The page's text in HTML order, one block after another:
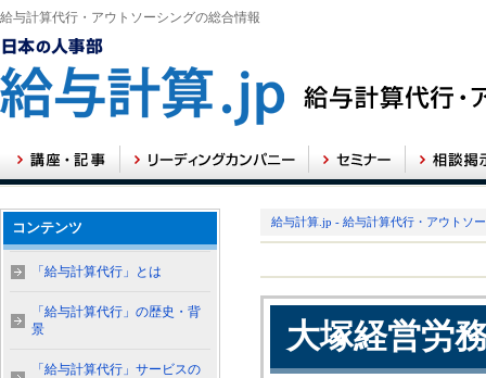
給与計算代行・アウトソーシングの総合情報
給与計算.jp - 給与計算代行・アウトソ
大塚経営労
コンテンツ
「給与計算代行」とは
「給与計算代行」の歴史・背
景
「給与計算代行」サービスの